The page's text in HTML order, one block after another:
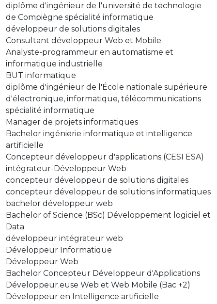
diplôme d'ingénieur de l'université de technologie
de Compiègne spécialité informatique
développeur de solutions digitales
Consultant développeur Web et Mobile
Analyste-programmeur en automatisme et
informatique industrielle
BUT informatique
diplôme d'ingénieur de l'École nationale supérieure
d'électronique, informatique, télécommunications
spécialité informatique
Manager de projets informatiques
Bachelor ingénierie informatique et intelligence
artificielle
Concepteur développeur d'applications (CESI ESA)
intégrateur-Développeur Web
concepteur développeur de solutions digitales
concepteur développeur de solutions informatiques
bachelor développeur web
Bachelor of Science (BSc) Développement logiciel et
Data
développeur intégrateur web
Développeur Informatique
Développeur Web
Bachelor Concepteur Développeur d'Applications
Développeur.euse Web et Web Mobile (Bac +2)
Développeur en Intelligence artificielle